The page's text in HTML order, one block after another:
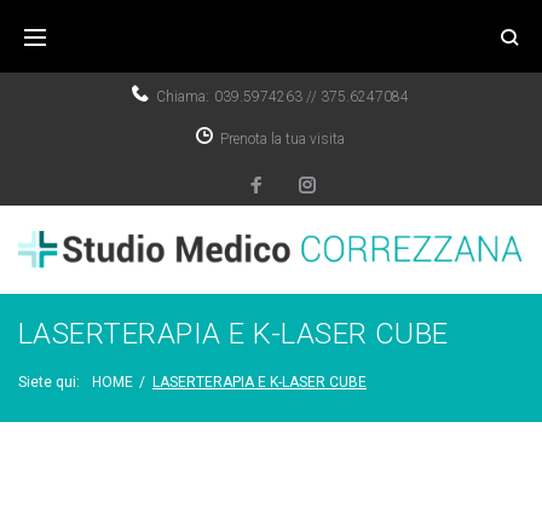
Chiama: 039.5974263// 375.6247084
Prenota la tua visita
LASERTERAPIA E K-LASER CUBE
Siete qui: HOME / LASERTERAPIA E K-LASER CUBE